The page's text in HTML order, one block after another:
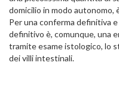
domicilio in modo autonomo,
Per una conferma definitiva
definitivo è, comunque, una
tramite esame istologico, lo
dei villi intestinali.